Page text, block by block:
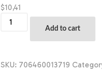
$10,41
Alimento
Para
PEDIGREE
Add to cart
SKU: 706460013719